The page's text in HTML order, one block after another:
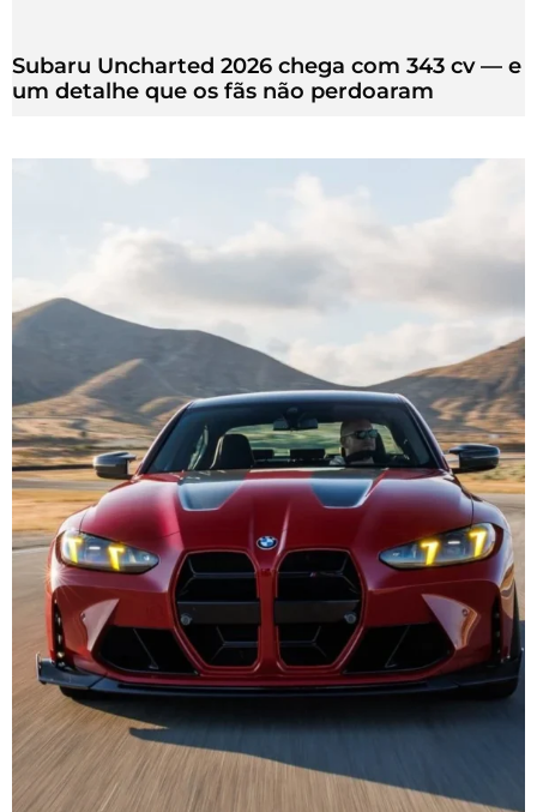
Subaru Uncharted 2026 chega com 343 cv — e
um detalhe que os fãs não perdoaram